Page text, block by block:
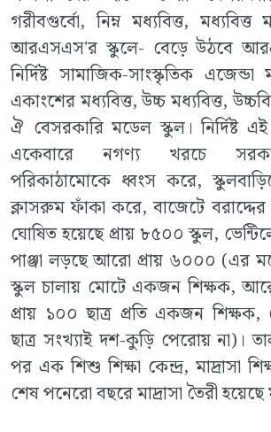
গরীবগুর্বো, নিম্ন মধ্যবিত্ত,
আরএসএস'র স্কুলে- বেড়ে উঠবে
নির্দিষ্ট সামাজিক-সাংস্কৃতিক
একাংশের মধ্যবিত্ত, উচ্চ মধ্যবিত্ত,
ঐ বেসরকারি মডেল স্কুল। নির্দিষ্ট
একেবারে নগণ্য খরচে
পরিকাঠামোকে ধ্বংস করে,
ক্লাসরুম ফাঁকা করে, বাজেটে
ঘোষিত হয়েছে প্রায় ৮৫০০ স্কুল,
পাঞ্জা লড়ছে আরো প্রায় ৬০০০ (এর
স্কুল চালায় মোটে একজন শিক্ষক,
প্রায় ১০০ ছাত্র প্রতি একজন শিক্ষক,
ছাত্র সংখ্যাই দশ-কুড়ি পেরোয় না)।
পর এক শিশু শিক্ষা কেন্দ্র, মাদ্রাসা
শেষ পনেরো বছরে মাদ্রাসা তৈরী হয়েছে